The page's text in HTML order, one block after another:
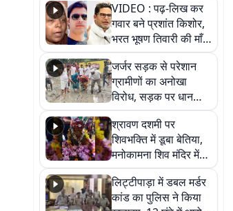
VIDEO : पढ़-लिख कर
गवार बने प्रशांत किशोर,
भरत भूषण तिवारी की माँ ने
कहा नहीं थी उम्मीद, बेटा
था तो किसी को बोलने की
नहीं थी हिम्मत
जर्जर सड़क से परेशान
ग्रामीणों का अनोखा
विरोध, सड़क पर धान
रोपकर और खाद डालकर
जताया आक्रोश
श्रावण दशमी पर
शिवभक्ति में डूबा बेतिया,
मनोकामना शिव मंदिर में
हुआ भव्य श्रृंगार
लिट्टीपाड़ा में डबल मर्डर
कांड का पुलिस ने किया